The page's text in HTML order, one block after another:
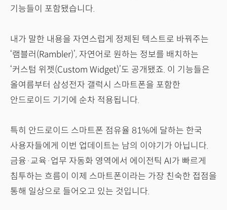
기능들이 포함됐습니다.
내가 말한 내용을 자연스럽게 정제된 텍스트로 바꿔주는
‘램블러(Rambler)’, 자연어로 원하는 정보를 배치하는
‘커스텀 위젯(Custom Widget)’도 공개됐죠. 이 기능들은
올여름부터 삼성전자 갤럭시 스마트폰을 포함한
안드로이드 기기에 순차 적용됩니다.
특히 안드로이드 스마트폰 점유율 81%에 달하는 한국
사용자들에게 이번 업데이트는 남의 이야기가 아닙니다.
금융·교육·업무 자동화 영역에서 에이전틱 AI가 빠르게
침투하는 흐름이 이제 스마트폰이라는 가장 친숙한 접점을
통해 일상으로 들어오고 있는 것입니다.